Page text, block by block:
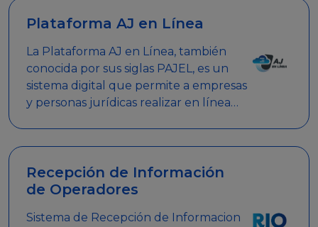
Plataforma AJ en Línea
La Plataforma AJ en Línea, también
conocida por sus siglas PAJEL, es un
sistema digital que permite a empresas
y personas jurídicas realizar en línea
Recepción de Información
de Operadores
Sistema de Recepción de Informacion